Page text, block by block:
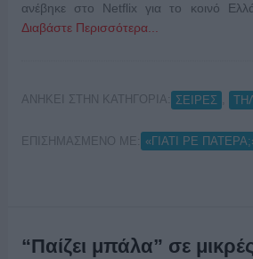
ανέβηκε στο Netflix για το κοινό
Διαβάστε Περισσότερα...
ΑΝΗΚΕΙ ΣΤΗΝ ΚΑΤΗΓΟΡΙΑ: ΣΕΙΡΕΣ
ΕΠΙΣΗΜΑΣΜΕΝΟ ΜΕ: «ΓΙΑΤΙ ΡΕ
“Παίζει μπάλα” σε